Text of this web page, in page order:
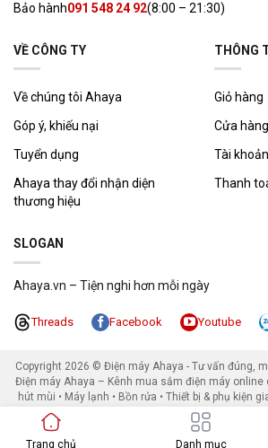
Bảo hành091 548 24 92(8:00 – 21:30)
VỀ CÔNG TY
Về chúng tôi Ahaya
Góp ý, khiếu nại
Tuyển dụng
Ahaya thay đổi nhận diện
thương hiệu
THÔNG
Giỏ hàng
Cửa hàng
Tài khoản
Thanh
SLOGAN
Ahaya.vn – Tiện nghi hơn mỗi ngày
Threads Facebook Youtube
Copyright 2026 © Điện máy Ahaya - Tư vấn đúng,
Điện máy Ahaya – Kênh mua sắm điện máy online
hút mùi • Máy lạnh • Bồn rửa • Thiết bị & phụ kiện
Giá tốt – Bảo hành rõ ràng. Địa chỉ: 34 Đình phong
Nhơn Phú, TP Hồ Chí Minh, Việt Nam. Điện
contact@ahaya.vn
Trang chủ Danh mục